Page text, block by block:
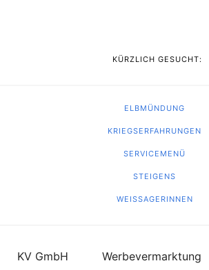
KÜRZLICH GESUCHT:
ELBMÜNDUNG
KRIEGSERFAHRUNGEN
SERVICEMENÜ
STEIGENS
WEISSAGERINNEN
KV GmbH Werbevermarktung